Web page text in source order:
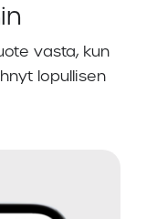
vasta, kun
lopullisen